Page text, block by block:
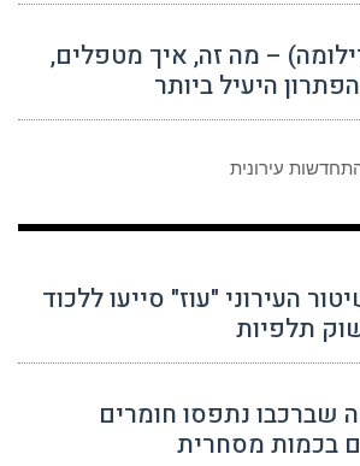
– מה זה, איך מטפלים,
היעיל ביותר
העירוני "עוז" סייעו ללכוד
תלפיות
שברכבו נתפסו חומרים
בכמות מסחרית